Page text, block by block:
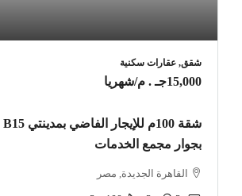
شقق, عقارات سكنية
15,000جـ . م /شهريا
بجوار مجمع الخدمات
القاهرة الجديدة, مصر